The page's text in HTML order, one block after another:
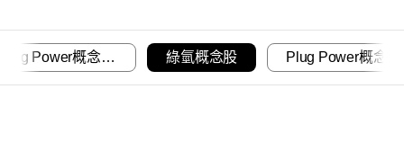
綠氫與Plug Power概念股佈局 綠氫概念股 Plug Power概念股